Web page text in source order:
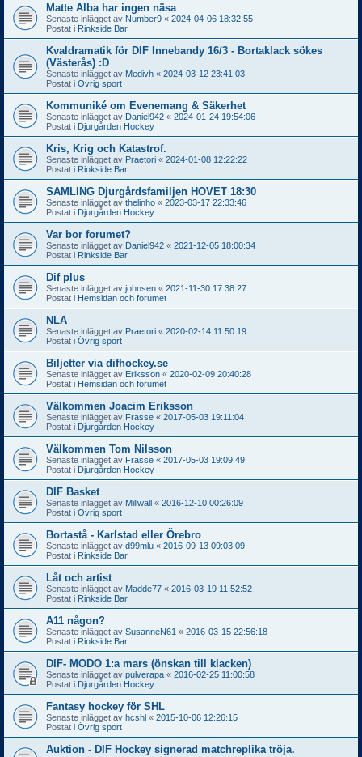
Matte Alba har ingen näsa
Senaste inlägget av Number9 « 2024-04-06 18:32:55
Postat i Rinkside Bar
Kvaldramatik för DIF Innebandy 16/3 - Bortaklack sökes
(Västerås) :D
Senaste inlägget av Medivh « 2024-03-12 23:41:03
Postat i Övrig sport
Kommuniké om Evenemang & Säkerhet
Senaste inlägget av Daniel942 « 2024-01-24 19:54:06
Postat i Djurgården Hockey
Kris, Krig och Katastrof.
Senaste inlägget av Praetori « 2024-01-08 12:22:22
Postat i Rinkside Bar
SAMLING Djurgårdsfamiljen HOVET 18:30
Senaste inlägget av thelinho « 2023-03-17 22:33:46
Postat i Djurgården Hockey
Var bor forumet?
Senaste inlägget av Daniel942 « 2021-12-05 18:00:34
Postat i Rinkside Bar
Dif plus
Senaste inlägget av johnsen « 2021-11-30 17:38:27
Postat i Hemsidan och forumet
NLA
Senaste inlägget av Praetori « 2020-02-14 11:50:19
Postat i Övrig sport
Biljetter via difhockey.se
Senaste inlägget av Eriksson « 2020-02-09 20:40:28
Postat i Hemsidan och forumet
Välkommen Joacim Eriksson
Senaste inlägget av Frasse « 2017-05-03 19:11:04
Postat i Djurgården Hockey
Välkommen Tom Nilsson
Senaste inlägget av Frasse « 2017-05-03 19:09:49
Postat i Djurgården Hockey
DIF Basket
Senaste inlägget av Millwall « 2016-12-10 00:26:09
Postat i Övrig sport
Bortastå - Karlstad eller Örebro
Senaste inlägget av d99mlu « 2016-09-13 09:03:09
Postat i Rinkside Bar
Låt och artist
Senaste inlägget av Madde77 « 2016-03-19 11:52:52
Postat i Rinkside Bar
A11 någon?
Senaste inlägget av SusanneN61 « 2016-03-15 22:56:18
Postat i Rinkside Bar
DIF- MODO 1:a mars (önskan till klacken)
Senaste inlägget av pulverapa « 2016-02-25 11:00:58
Postat i Djurgården Hockey
Fantasy hockey för SHL
Senaste inlägget av hcshl « 2015-10-06 12:26:15
Postat i Övrig sport
Auktion - DIF Hockey signerad matchreplika tröja.